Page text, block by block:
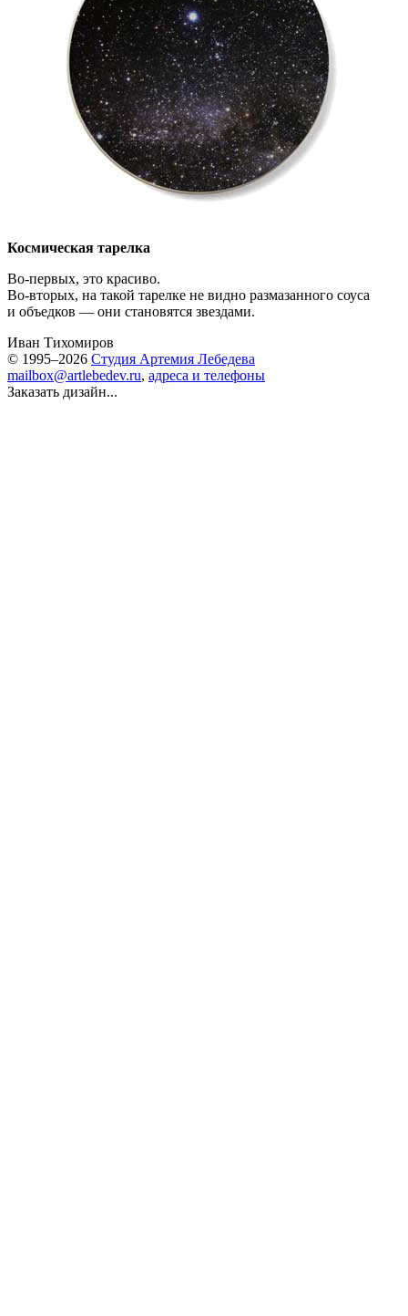
Космическая тарелка
Во-первых, это красиво.
Во-вторых, на такой тарелке не видно размазанного соуса
и объедков — они становятся звездами.
Иван Тихомиров
© 1995–2026 Студия Артемия Лебедева
mailbox@artlebedev.ru, адреса и телефоны
Заказать дизайн...